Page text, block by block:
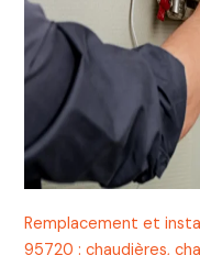
Remplacement et
95720 : chaudières,